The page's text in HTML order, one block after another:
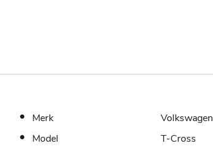
Merk
Volkswagen
Model
T-Cross